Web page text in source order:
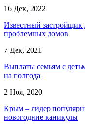
16 Дек, 2022
Известный застройщик
проблемных домов
7 Дек, 2021
Выплаты семьям с
на полгода
2 Ноя, 2020
Крым – лидер
новогодние каникулы